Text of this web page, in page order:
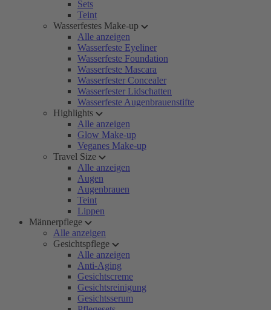
Sets
Teint
Wasserfestes Make-up
Alle anzeigen
Wasserfeste Eyeliner
Wasserfeste Foundation
Wasserfeste Mascara
Wasserfester Concealer
Wasserfester Lidschatten
Wasserfeste Augenbrauenstifte
Highlights
Alle anzeigen
Glow Make-up
Veganes Make-up
Travel Size
Alle anzeigen
Augen
Augenbrauen
Teint
Lippen
Männerpflege
Alle anzeigen
Gesichtspflege
Alle anzeigen
Anti-Aging
Gesichtscreme
Gesichtsreinigung
Gesichtsserum